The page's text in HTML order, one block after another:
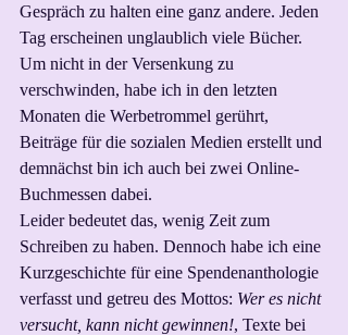
Gespräch zu halten eine ganz andere. Jeden
Tag erscheinen unglaublich viele Bücher.
Um nicht in der Versenkung zu
verschwinden, habe ich in den letzten
Monaten die Werbetrommel gerührt,
Beiträge für die sozialen Medien erstellt und
demnächst bin ich auch bei zwei Online-
Buchmessen dabei.
Leider bedeutet das, wenig Zeit zum
Schreiben zu haben. Dennoch habe ich eine
Kurzgeschichte für eine Spendenanthologie
verfasst und getreu des Mottos: Wer es nicht
versucht, kann nicht gewinnen!, Texte bei